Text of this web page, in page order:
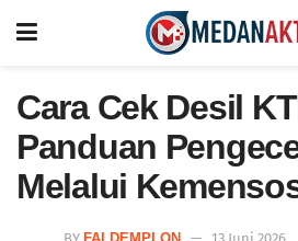
Cara Cek Desil
Panduan
Melalui